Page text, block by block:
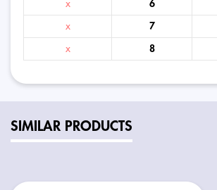
x 6
x 7
x 8
SIMILAR PRODUCTS